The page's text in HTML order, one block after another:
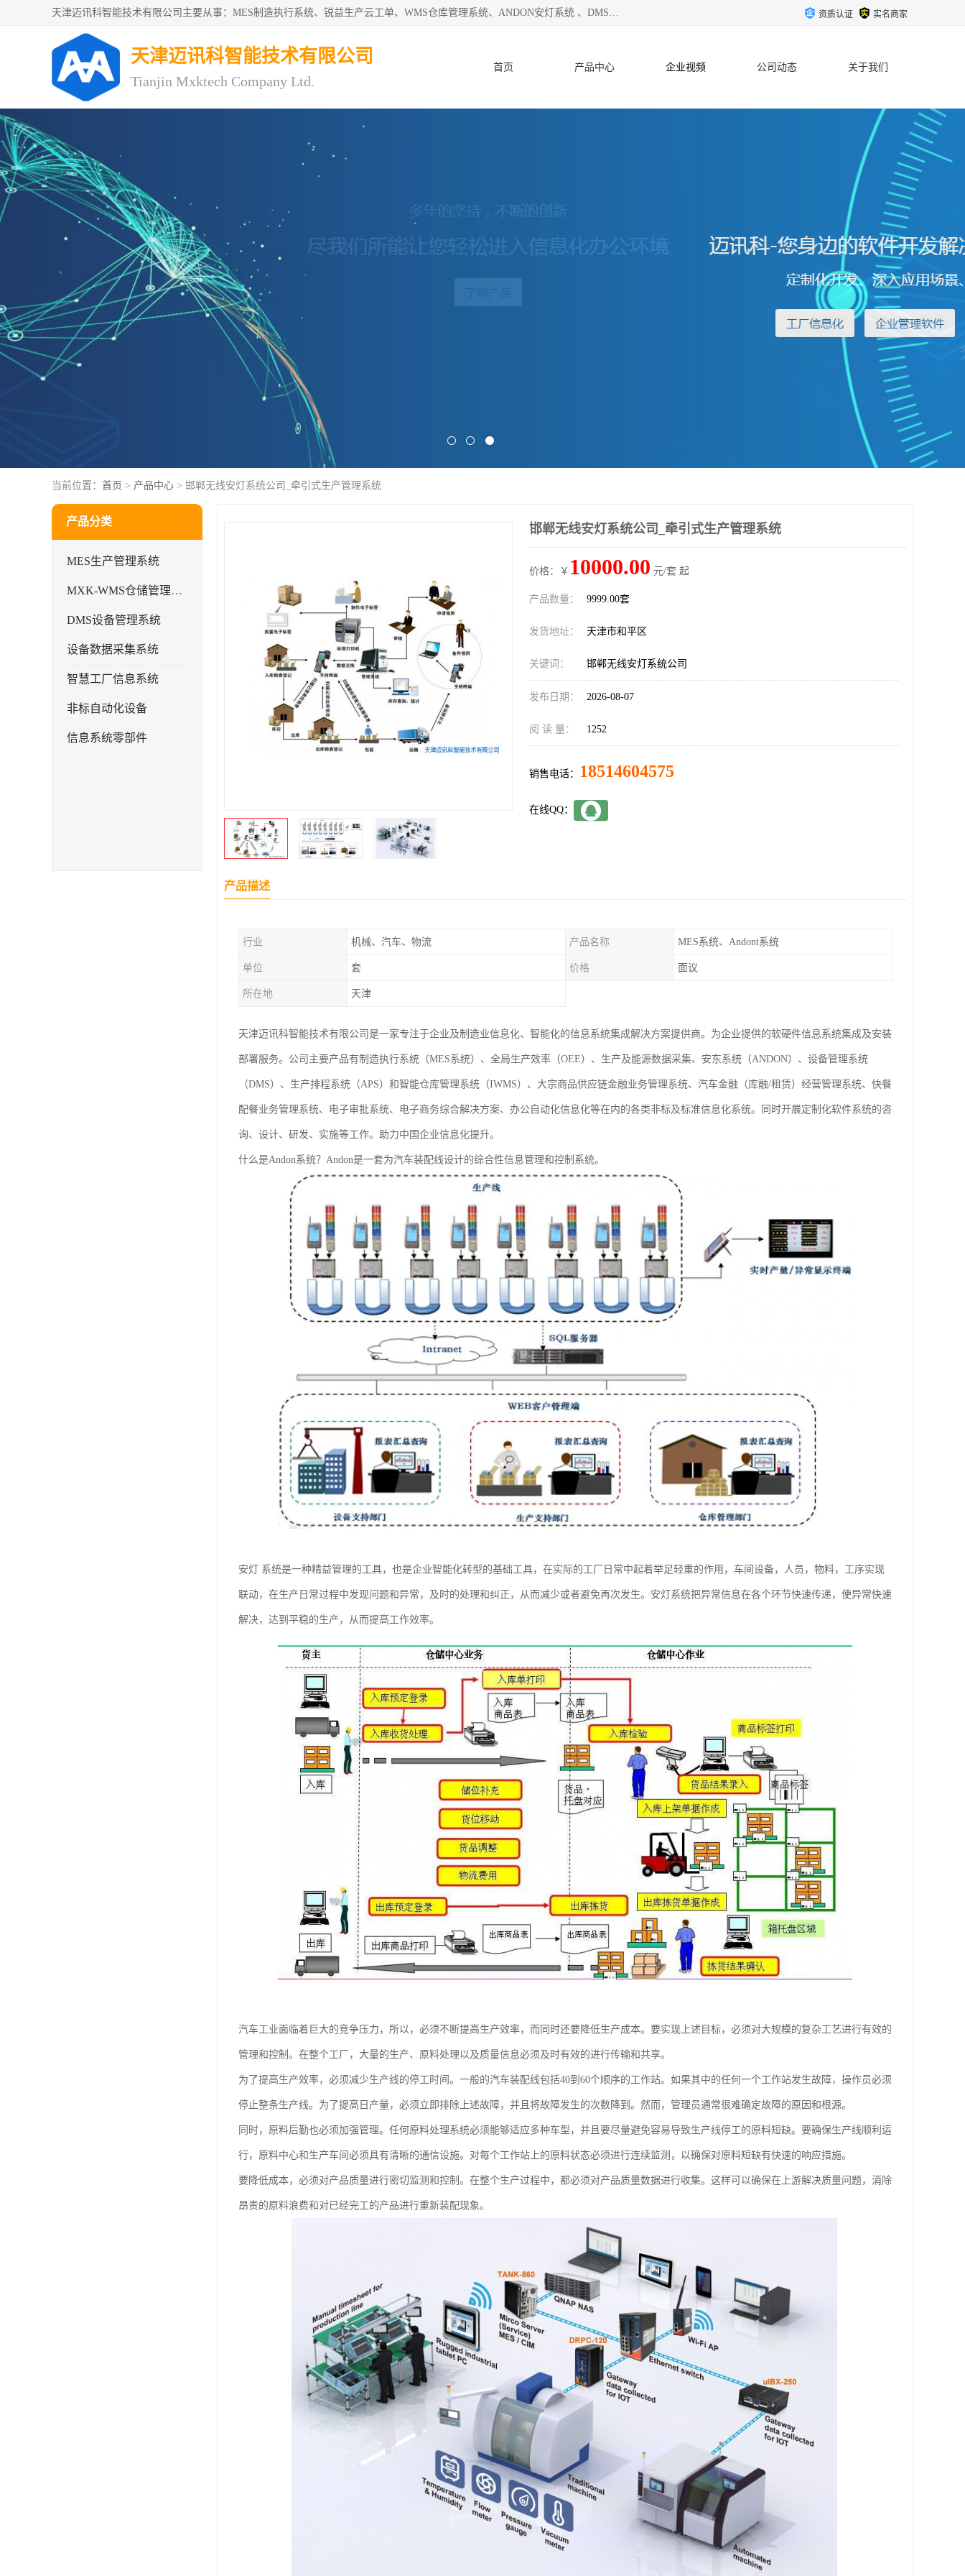
天津迈讯科智能技术有限公司主要从事：MES制造执行系统、锐益生产云工单、WMS仓库管理系统、ANDON安灯系统 、DMS设备管理系统、电气设备健康监测系统、工厂可视化管理、数字化车间；公司是一家专注于企业及制造业信息化、智能化的信息系统集成解决方案提供商的高新技术企业。为企业提供全套的软硬件信息系统集成及安装部署服务。 资质认证 实名商家
天津迈讯科智能技术有限公司
Tianjin Mxktech Company Ltd.
首页 产品中心 企业视频 公司动态 关于我们
当前位置： 首页 > 产品中心 > 邯郸无线安灯系统公司_牵引式生产管理系统
产品分类
MES生产管理系统
MXK-WMS仓储管理系统
DMS设备管理系统
设备数据采集系统
智慧工厂信息系统
非标自动化设备
信息系统零部件
邯郸无线安灯系统公司_牵引式生产管理系统
价格：￥ 10000.00 元/套 起
产品数量： 9999.00套
发货地址： 天津市和平区
关键词： 邯郸无线安灯系统公司
发布日期： 2026-08-07
阅 读 量： 1252
销售电话： 18514604575
在线QQ：
产品描述
行业 机械、汽车、物流 产品名称 MES系统、Andont系统
单位 套 价格 面议
所在地 天津
天津迈讯科智能技术有限公司是一家专注于企业及制造业信息化、智能化的信息系统集成解决方案提供商。为企业提供的软硬件信息系统集成及安装
部署服务。公司主要产品有制造执行系统（MES系统）、全局生产效率（OEE）、生产及能源数据采集、安东系统（ANDON）、设备管理系统
（DMS）、生产排程系统（APS）和智能仓库管理系统（IWMS）、大宗商品供应链金融业务管理系统、汽车金融（库融/租赁）经营管理系统、快餐
配餐业务管理系统、电子审批系统、电子商务综合解决方案、办公自动化信息化等在内的各类非标及标准信息化系统。同时开展定制化软件系统的咨
询、设计、研发、实施等工作。助力中国企业信息化提升。
什么是Andon系统？Andon是一套为汽车装配线设计的综合性信息管理和控制系统。
安灯 系统是一种精益管理的工具，也是企业智能化转型的基础工具，在实际的工厂日常中起着举足轻重的作用，车间设备，人员，物料，工序实现
联动，在生产日常过程中发现问题和异常，及时的处理和纠正，从而减少或者避免再次发生。安灯系统把异常信息在各个环节快速传递，使异常快速
解决，达到平稳的生产，从而提高工作效率。
汽车工业面临着巨大的竞争压力，所以，必须不断提高生产效率，而同时还要降低生产成本。要实现上述目标，必须对大规模的复杂工艺进行有效的
管理和控制。在整个工厂，大量的生产、原料处理以及质量信息必须及时有效的进行传输和共享。
为了提高生产效率，必须减少生产线的停工时间。一般的汽车装配线包括40到60个顺序的工作站。如果其中的任何一个工作站发生故障，操作员必须
停止整条生产线。为了提高日产量，必须立即排除上述故障，并且将故障发生的次数降到。然而，管理员通常很难确定故障的原因和根源。
同时，原料后勤也必须加强管理。任何原料处理系统必须能够适应多种车型，并且要尽量避免容易导致生产线停工的原料短缺。要确保生产线顺利运
行，原料中心和生产车间必须具有清晰的通信设施。对每个工作站上的原料状态必须进行连续监测，以确保对原料短缺有快速的响应措施。
要降低成本，必须对产品质量进行密切监测和控制。在整个生产过程中，都必须对产品质量数据进行收集。这样可以确保在上游解决质量问题，消除
昂贵的原料浪费和对已经完工的产品进行重新装配现象。